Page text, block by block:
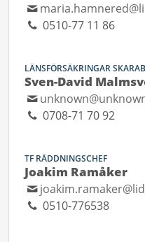
0510-77 11 86
LÄNSFÖRSÄKRINGAR
Sven-David
0708-71 70 92
TF RÄDDNINGSCHEF
Joakim Ramåker
0510-776538